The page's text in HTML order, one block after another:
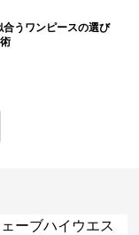
合うワンピースの選び